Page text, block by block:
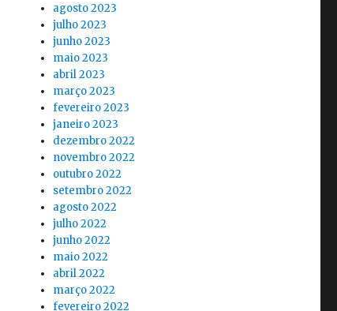
agosto 2023
julho 2023
junho 2023
maio 2023
abril 2023
março 2023
fevereiro 2023
janeiro 2023
dezembro 2022
novembro 2022
outubro 2022
setembro 2022
agosto 2022
julho 2022
junho 2022
maio 2022
abril 2022
março 2022
fevereiro 2022